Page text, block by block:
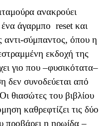
ανακρούει
άγαρμπο reset και
αντι-σύμπαντος, όπου η
εκδοχή της
γιο που –φυσικότατα–
δεν συνοδεύεται από
θιασώτες του βιβλίου
καθρεφτίζει τις δύο
προβάρει η ηρωίδα –